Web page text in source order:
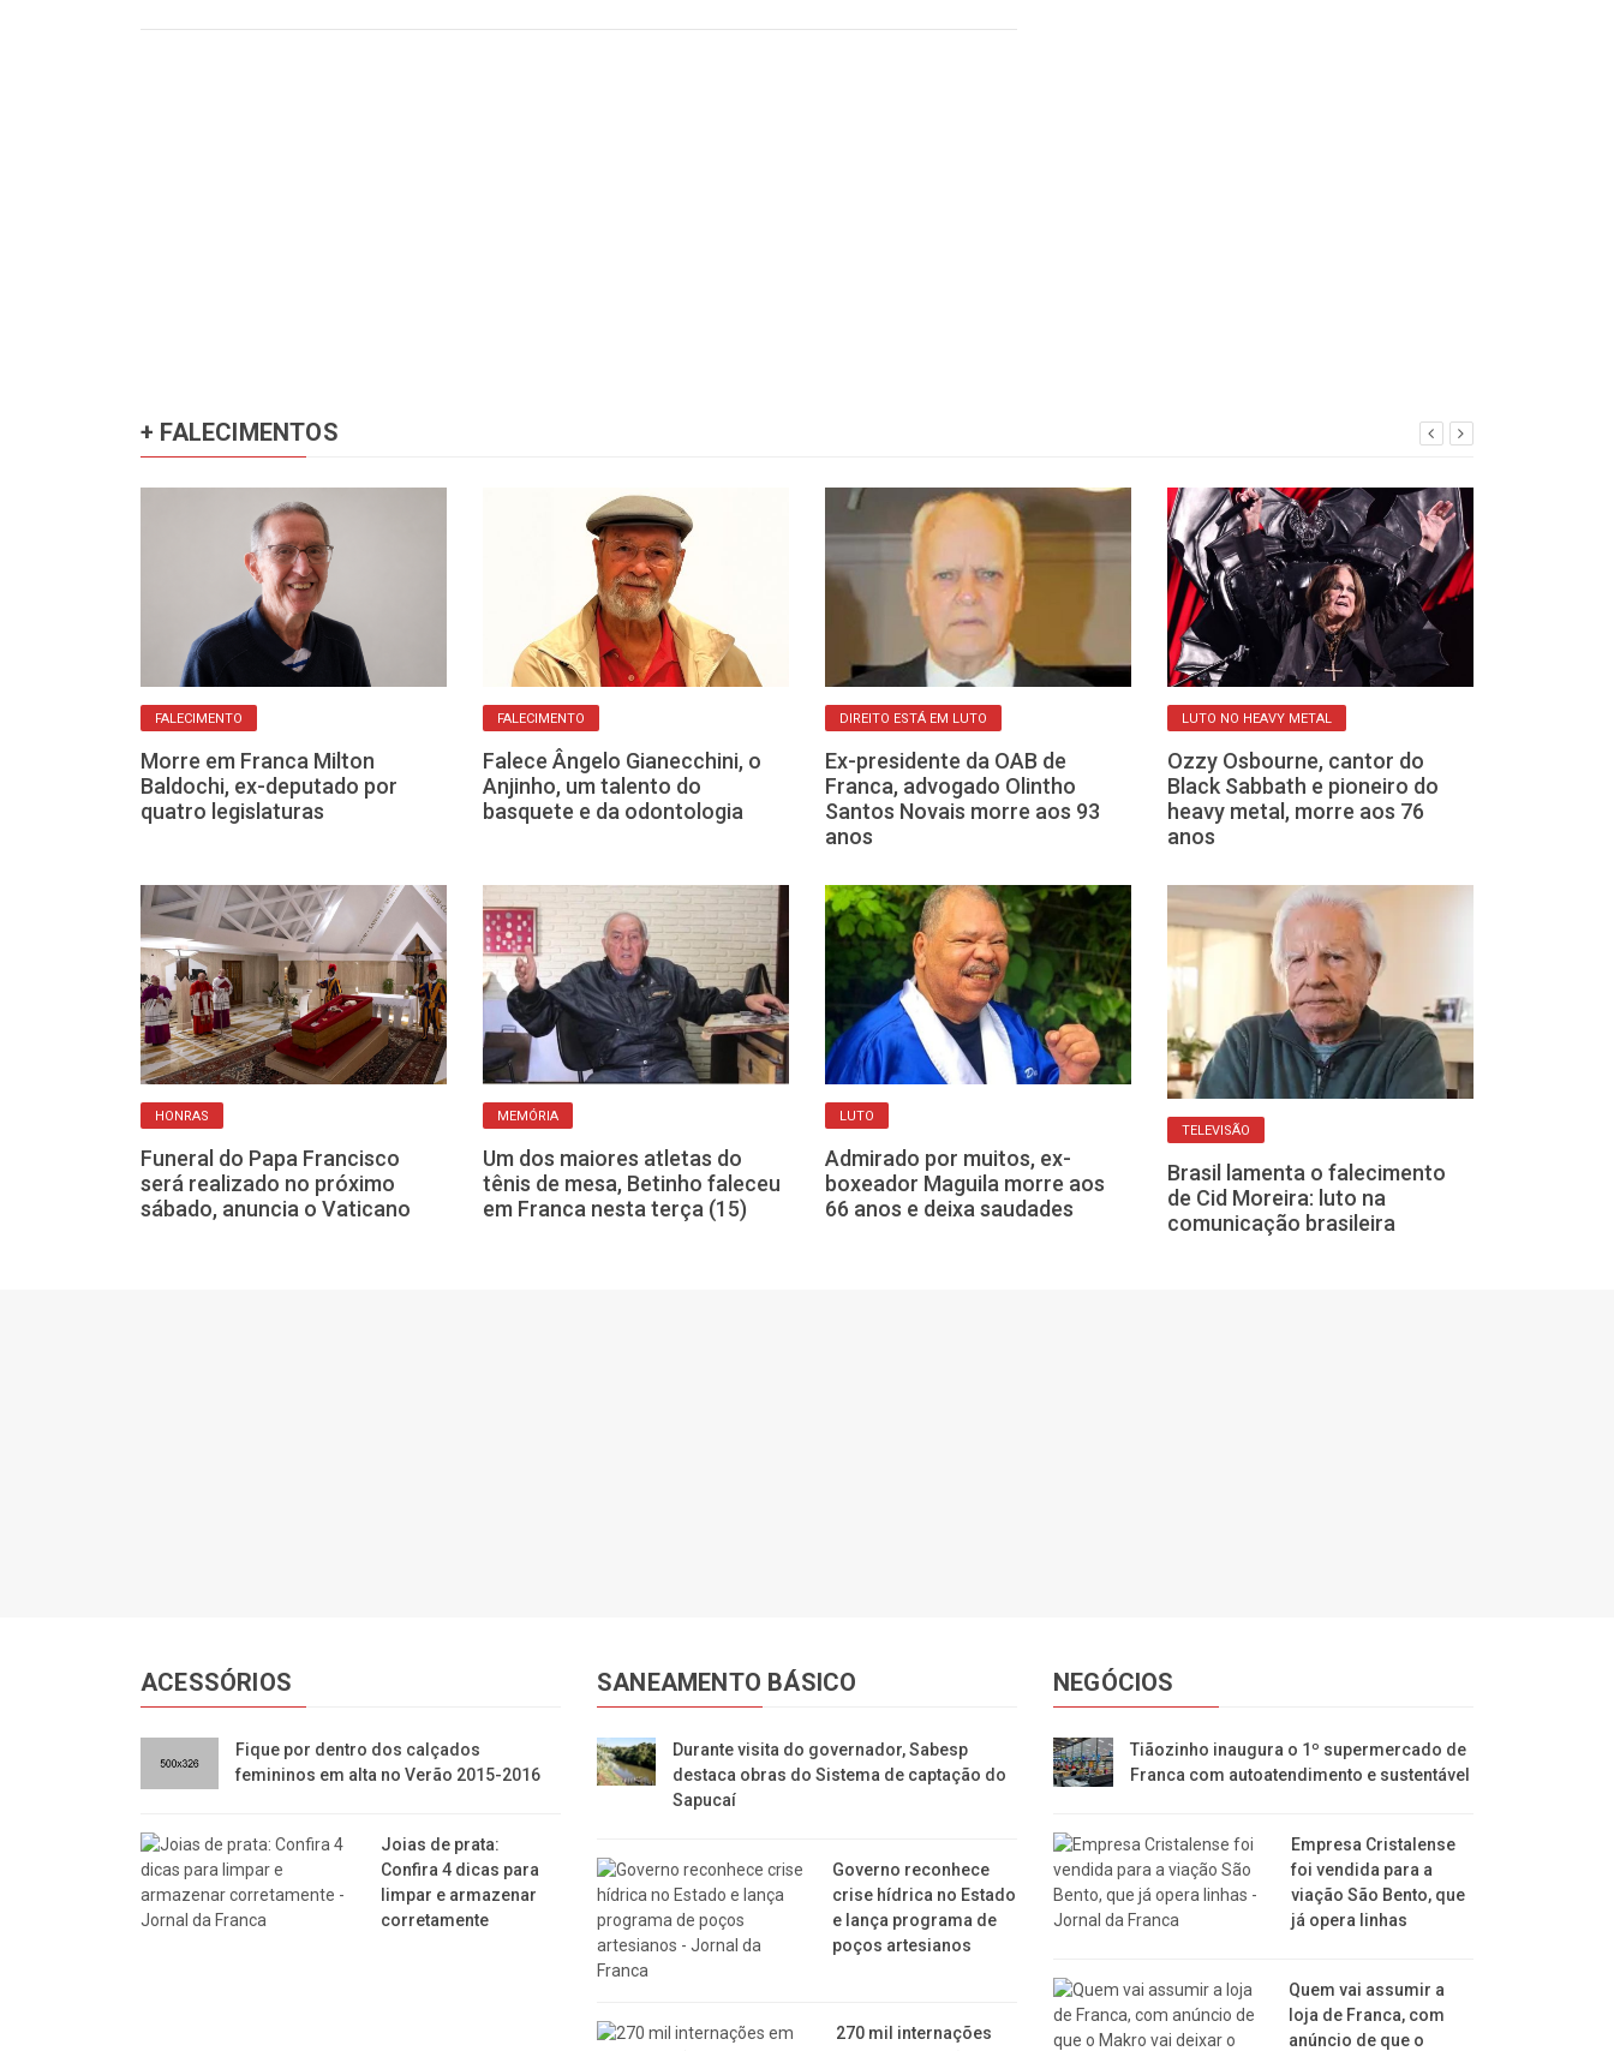
+ FALECIMENTOS
FALECIMENTO
Morre em Franca Milton
Baldochi, ex-deputado por
quatro legislaturas
FALECIMENTO
Falece Ângelo Gianecchini, o
Anjinho, um talento do
basquete e da odontologia
DIREITO ESTÁ EM LUTO
Ex-presidente da OAB de
Franca, advogado Olintho
Santos Novais morre aos 93
anos
LUTO NO HEAVY METAL
Ozzy Osbourne, cantor do
Black Sabbath e pioneiro do
heavy metal, morre aos 76
anos
HONRAS
Funeral do Papa Francisco
será realizado no próximo
sábado, anuncia o Vaticano
MEMÓRIA
Um dos maiores atletas do
tênis de mesa, Betinho faleceu
em Franca nesta terça (15)
LUTO
Admirado por muitos, ex-
boxeador Maguila morre aos
66 anos e deixa saudades
TELEVISÃO
Brasil lamenta o falecimento
de Cid Moreira: luto na
comunicação brasileira
ACESSÓRIOS
​Fique por dentro dos calçados
femininos em alta no Verão 2015-2016
Joias de prata:
Confira 4 dicas para
limpar e armazenar
corretamente
SANEAMENTO BÁSICO
Durante visita do governador, Sabesp
destaca obras do Sistema de captação do
Sapucaí
Governo reconhece
crise hídrica no Estado
e lança programa de
poços artesianos
270 mil internações
NEGÓCIOS
Tiãozinho inaugura o 1º supermercado de
Franca com autoatendimento e sustentável
Empresa Cristalense
foi vendida para a
viação São Bento, que
já opera linhas
Quem vai assumir a
loja de Franca, com
anúncio de que o